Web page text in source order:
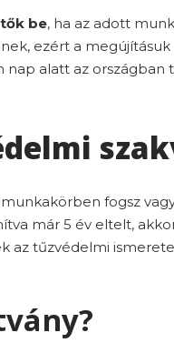
be, ha az adott
ezért a
alatt az országban
fogsz
már 5 év eltelt,
az tűzvédelmi